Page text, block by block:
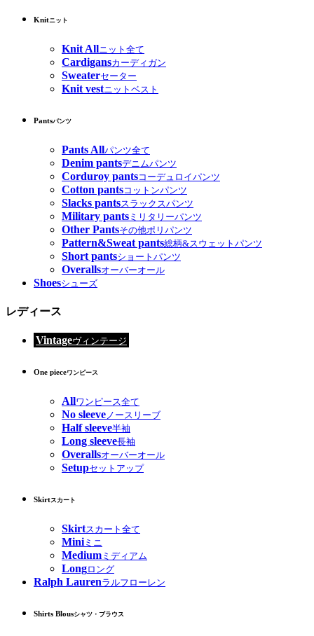
Knitニット
Knit Allニット全て
Cardigansカーディガン
Sweaterセーター
Knit vestニットベスト
Pantsパンツ
Pants Allパンツ全て
Denim pantsデニムパンツ
Corduroy pantsコーデュロイパンツ
Cotton pantsコットンパンツ
Slacks pantsスラックスパンツ
Military pants ミリタリーパンツ
Other Pantsその他ポリパンツ
Pattern&Sweat pants総柄&スウェットパンツ
Short pantsショートパンツ
Overallsオーバーオール
Shoesシューズ
レディース
Vintageヴィンテージ
One pieceワンピース
Allワンピース全て
No sleeveノースリーブ
Half sleeve半袖
Long sleeve長袖
Overallsオーバーオール
Setupセットアップ
Skirtスカート
Skirtスカート全て
Miniミニ
Medium ミディアム
Longロング
Ralph Laurenラルフローレン
Shirts Blousシャツ・ブラウス